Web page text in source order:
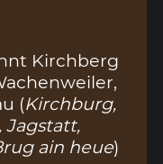
Kirchberg
(Kirchburg,
Jagstatt,
ain heue)